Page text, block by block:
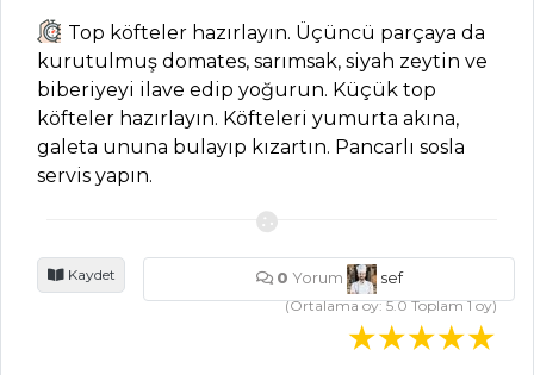
Tarifi, Nasıl Yapılır?
Çavdar Ekmeği
Kasesinde Deniz
Mahsülleri Tarifi,
Nasıl Yapılır?
Top köfteler hazırlayın. Üçüncü parçaya da
kurutulmuş domates, sarımsak, siyah zeytin ve
biberiyeyi ilave edip yoğurun. Küçük top
köfteler hazırlayın. Köfteleri yumurta akına,
galeta ununa bulayıp kızartın. Pancarlı sosla
servis yapın.
Kaydet 0 Yorum
sef
(Ortalama oy:5.0Toplam1oy)